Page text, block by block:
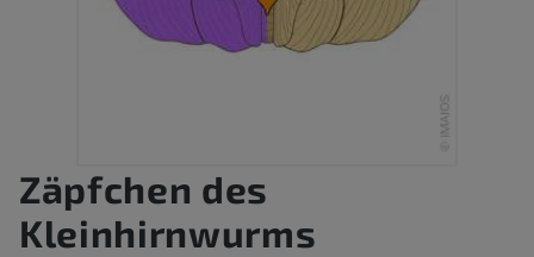
Zäpfchen des
Kleinhirnwurms